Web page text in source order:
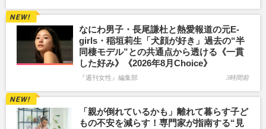
なにわ男子・長尾謙杜と熱愛報道の元E-
girls・稲垣莉生「犬顔が好き」過去の“半
同棲モデル”との共通点から透ける《一貫
した好み》《2026年8月Choice》
『週刊女性』編集部 3時間前
「親が倒れているかも」離れて暮らす子ど
もの不安を減らす！専門家が指南する“見